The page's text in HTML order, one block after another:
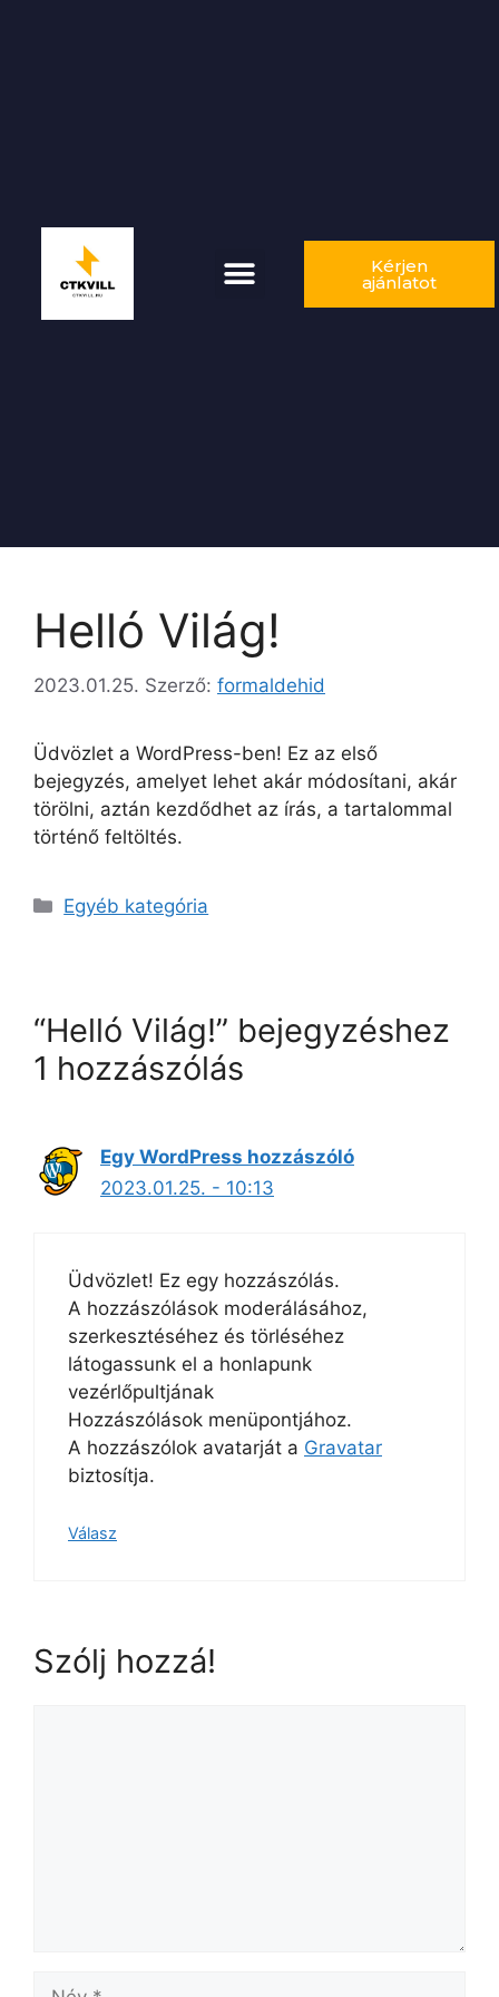
Kérjen
ajánlatot
Helló Világ!
2023.01.25. Szerző: formaldehid
Üdvözlet a WordPress-ben! Ez az első
bejegyzés, amelyet lehet akár módosítani, akár
törölni, aztán kezdődhet az írás, a tartalommal
történő feltöltés.
Egyéb kategória
“Helló Világ!” bejegyzéshez
1 hozzászólás
Egy WordPress hozzászóló
2023.01.25. - 10:13
Üdvözlet! Ez egy hozzászólás.
A hozzászólások moderálásához,
szerkesztéséhez és törléséhez
látogassunk el a honlapunk
vezérlőpultjának
Hozzászólások menüpontjához.
A hozzászólok avatarját a Gravatar
biztosítja.
Válasz
Szólj hozzá!